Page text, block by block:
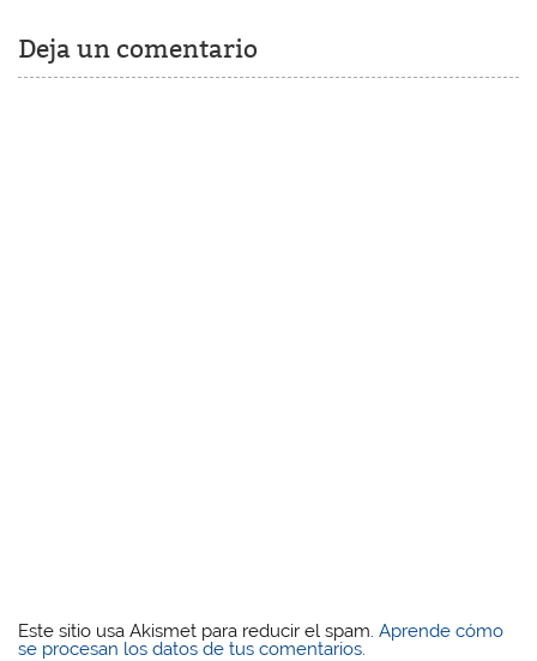
Deja un comentario
Este sitio usa Akismet para reducir el spam.Aprende cómo
se procesan los datos de tus comentarios.